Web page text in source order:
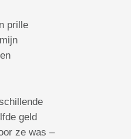
prille
geld
ze was –